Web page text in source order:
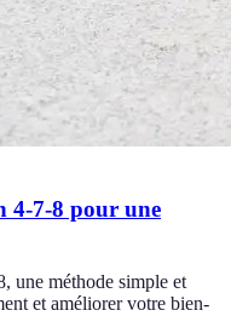
4-7-8 pour une
une méthode simple et
et améliorer votre bien-